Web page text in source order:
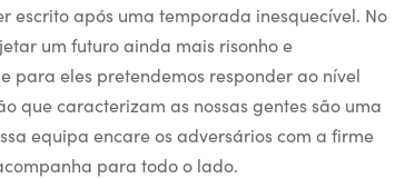
escrito após uma temporada inesquecível. No
um futuro ainda mais risonho e
para eles pretendemos responder ao nível
que caracterizam as nossas gentes são uma
equipa encare os adversários com a firme
para todo o lado.